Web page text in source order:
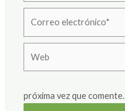
electrónico*
próxima vez que comente.